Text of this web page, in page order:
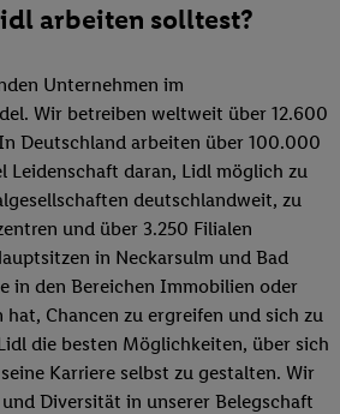
arbeiten solltest?
Unternehmen im
Wir betreiben weltweit über 12.600
Deutschland arbeiten über 100.000
Leidenschaft daran, Lidl möglich zu
deutschlandweit, zu
und über 3.250 Filialen
in Neckarsulm und Bad
in den Bereichen Immobilien oder
hat, Chancen zu ergreifen und sich zu
die besten Möglichkeiten, über sich
Karriere selbst zu gestalten. Wir
Diversität in unserer Belegschaft